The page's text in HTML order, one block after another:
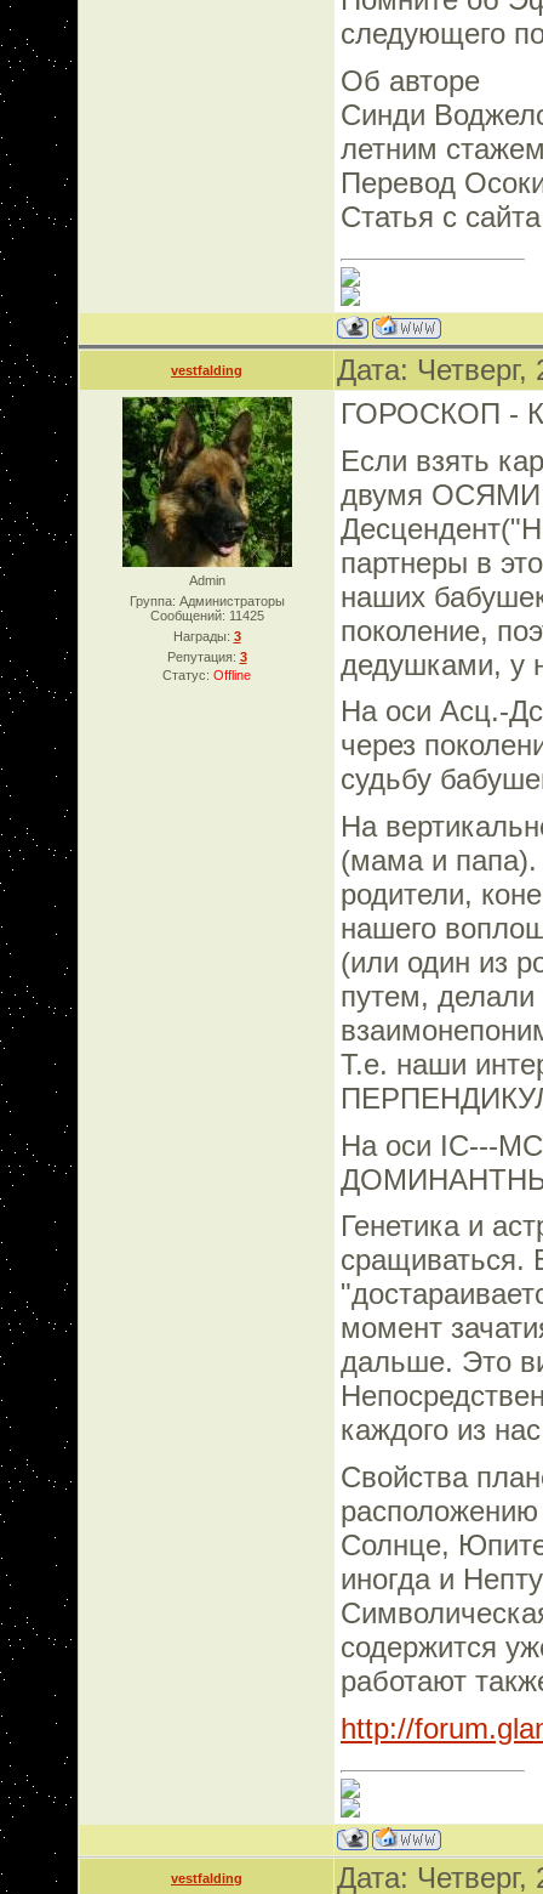
следующего
Об авторе
Синди
летним
Перевод
Статья с
vestfalding Дата:
Admin
Группа: Администраторы
Сообщений: 11425
Награды: 3
Репутация: 3
Статус: Offline
ГОРОСКОП -
Если взять
двумя ОСЯМИ:
партнеры в
наших
поколение,
дедушками, у
На оси Асц.-
через
судьбу
На
(мама и
родители,
нашего
(или один из
путем,
Т.е. наши
На оси IC---
Генетика и
сращиваться.
момент
дальше. Это
каждого из
Свойства
Солнце,
иногда и
содержится
работают
http://
vestfalding Дата: